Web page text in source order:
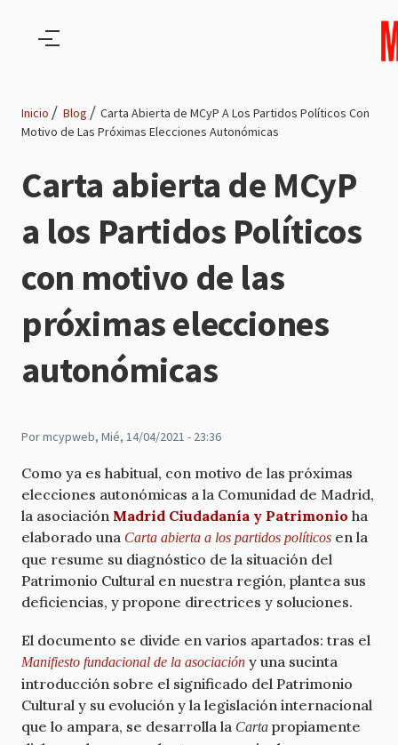
de
navegación
Inicio Blog
Carta Abierta de MCyP A Los Partidos Políticos Con
Motivo de Las Próximas Elecciones Autonómicas
Carta abierta de MCyP
a los Partidos Políticos
con motivo de las
próximas elecciones
autonómicas
Pormcypweb, Mié, 14/04/2021 - 23:36
Como ya es habitual, con motivo de las próximas
elecciones autonómicas a la Comunidad de Madrid,
la asociación Madrid Ciudadanía y Patrimonio ha
elaborado una Carta abierta a los partidos políticos en la
que resume su diagnóstico de la situación del
Patrimonio Cultural en nuestra región, plantea sus
deficiencias, y propone directrices y soluciones.
El documento se divide en varios apartados: tras el
Manifiesto fundacional de la asociación y una sucinta
introducción sobre el significado del Patrimonio
Cultural y su evolución y la legislación internacional
que lo ampara, se desarrolla la Carta propiamente